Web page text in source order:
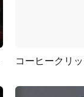
コーヒークリ